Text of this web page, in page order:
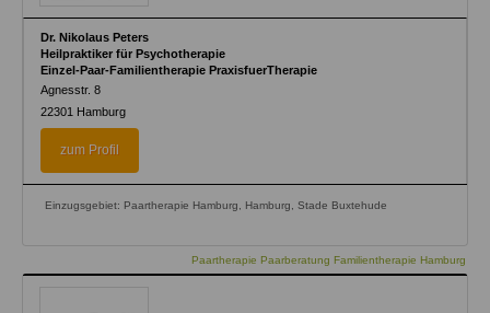
Dr. Nikolaus Peters
Heilpraktiker für Psychotherapie
Einzel-Paar-Familientherapie PraxisfuerTherapie
Agnesstr. 8
22301 Hamburg
zum Profil
Einzugsgebiet: Paartherapie Hamburg, Hamburg, Stade Buxtehude
Paartherapie Paarberatung Familientherapie Hamburg